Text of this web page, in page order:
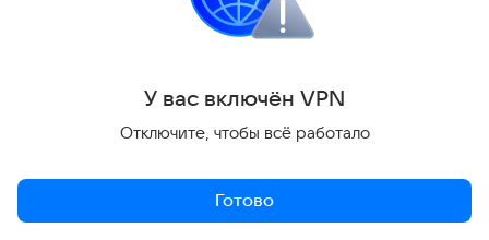
У вас включён VPN
Отключите, чтобы всё работало
Готово